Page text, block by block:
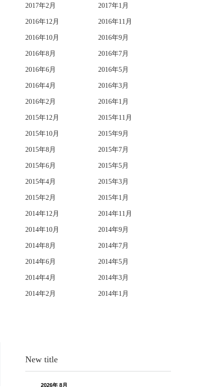
2017年2月 2017年1月
2016年12月 2016年11月
2016年10月 2016年9月
2016年8月 2016年7月
2016年6月 2016年5月
2016年4月 2016年3月
2016年2月 2016年1月
2015年12月 2015年11月
2015年10月 2015年9月
2015年8月 2015年7月
2015年6月 2015年5月
2015年4月 2015年3月
2015年2月 2015年1月
2014年12月 2014年11月
2014年10月 2014年9月
2014年8月 2014年7月
2014年6月 2014年5月
2014年4月 2014年3月
2014年2月 2014年1月
New title
2026年 8月